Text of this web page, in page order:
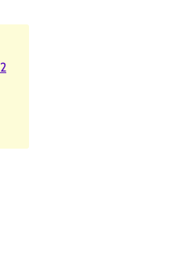
dans une nouvelle fenêtre)